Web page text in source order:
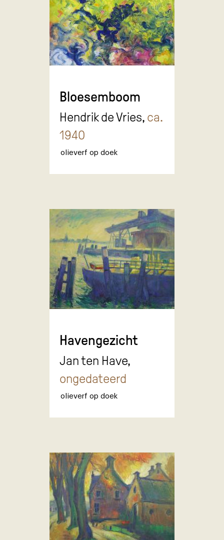
Bloesemboom
Hendrik de Vries, ca.
1940
olieverf op doek
Havengezicht
Jan ten Have,
ongedateerd
olieverf op doek